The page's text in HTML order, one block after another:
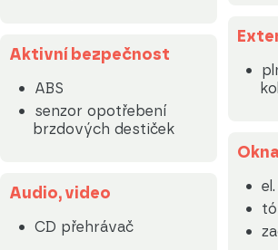
Aktivní bezpečnost
ABS
senzor opotřebení
brzdových destiček
Audio, video
CD přehrávač
Okna